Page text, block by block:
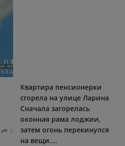
1
Квартира пенсионерки
сгорела на улице Ларина
Сначала загорелась
оконная рама лоджии,
затем огонь перекинулся
на вещи....